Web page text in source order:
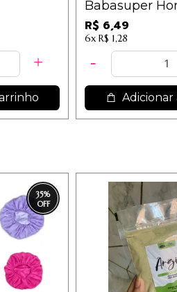
Babasuper
Poderes -
R$ 6,49
6x R$ 1,28
Adicionar
35%